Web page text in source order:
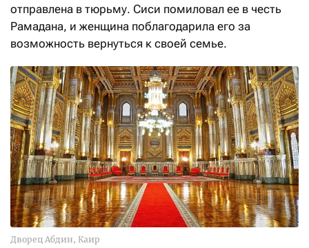
отправлена в тюрьму. Сиси помиловал ее в честь
Рамадана, и женщина поблагодарила его за
возможность вернуться к своей семье.
Дворец Абдин, Каир